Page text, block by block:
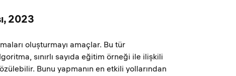
2023
oluşturmayı amaçlar. Bu tür
sınırlı sayıda eğitim örneği ile ilişkili
Bunu yapmanın en etkili yollarından